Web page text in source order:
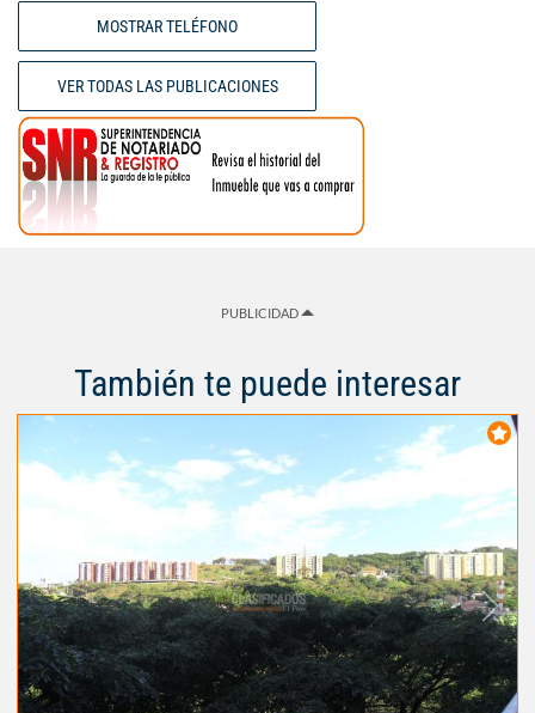
MOSTRAR TELÉFONO
VER TODAS LAS PUBLICACIONES
PUBLICIDAD
También te puede interesar